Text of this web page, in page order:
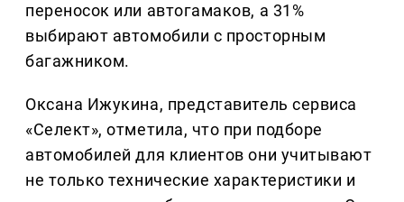
переносок или автогамаков, а 31%
выбирают автомобили с просторным
багажником.
Оксана Ижукина, представитель сервиса
«Селект», отметила, что при подборе
автомобилей для клиентов они учитывают
не только технические характеристики и